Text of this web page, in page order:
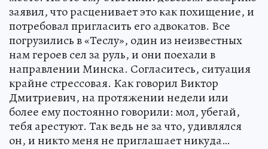
заявил, что расценивает это как похищение, и
потребовал пригласить его адвокатов. Все
погрузились в «Теслу», один из неизвестных
нам героев сел за руль, и они поехали в
направлении Минска. Согласитесь, ситуация
крайне стрессовая. Как говорил Виктор
Дмитриевич, на протяжении недели или
более ему постоянно говорили: мол, убегай,
тебя арестуют. Так ведь не за что, удивлялся
он, и никто меня не приглашает никуда…